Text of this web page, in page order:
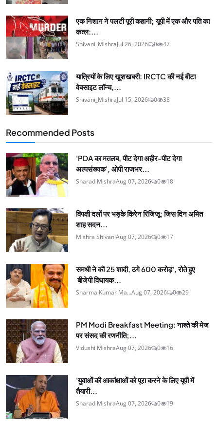
एक निशान ने पलटी पूरी कहानी; यूपी में एक और पति का
कत्ल:...
Shivani_MishraJul 26, 2026 0 47
यात्रियों के लिए खुशखबरी: IRCTC की नई बीटा
वेबसाइट लॉन्च,...
Shivani_MishraJul 15, 2026 0 38
Recommended Posts
'PDA का मतलब, पीट देगा अहीर-पीट देगा
अल्पसंख्यक', ओपी राजभर...
Sharad MishraAug 07, 2026 0 18
विपक्षी दलों पर भड़के किरेन रिजिजू: जिस दिन अमित
शाह सदन...
Mishra ShivaniAug 07, 2026 0 17
समधी ने की 25 शादी, ठगे 600 करोड़', रोते हुए
बीजेपी विधायक...
Sharma Kumar Ma...Aug 07, 2026 0 29
PM Modi Breakfast Meeting: नाश्ते की मेज
पर संसद की रणनीति;...
Vidushi MishraAug 07, 2026 0 16
'युवाओं की आकांक्षाओं को पूरा करने के लिए यूपी में
तैयारी...
Sharad MishraAug 07, 2026 0 19